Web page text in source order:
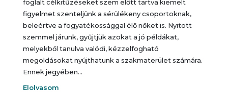
foglalt célkitűzéseket szem előtt tartva kiemelt
figyelmet szenteljünk a sérülékeny csoportoknak,
beleértve a fogyatékossággal élő nőket is. Nyitott
szemmel járunk, gyűjtjük azokat a jó példákat,
melyekből tanulva valódi, kézzelfogható
megoldásokat nyújthatunk a szakmaterület számára.
Ennek jegyében…
Elolvasom